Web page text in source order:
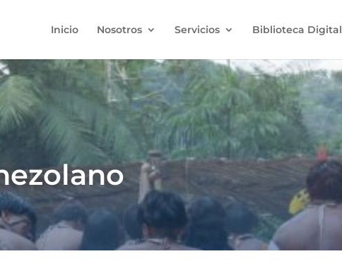
Inicio Nosotros Servicios Biblioteca Digital